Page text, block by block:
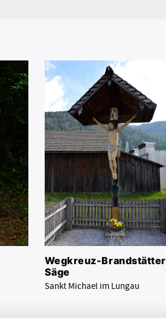
Wegkreuz-Brandstätter
Säge
Sankt Michael im Lungau